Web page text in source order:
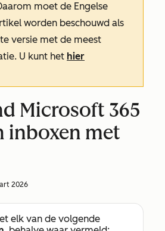
moet de Engelse
worden beschouwd als
versie met de meest
U kunt het hier
Microsoft 365
inboxen met
2026
elk van de volgende